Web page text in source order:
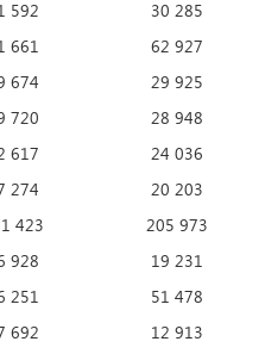
592 30 285
661 62 927
674 29 925
720 28 948
617 24 036
274 20 203
423 205 973
928 19 231
251 51 478
692 12 913